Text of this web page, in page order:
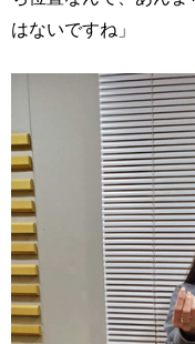
はないですね」